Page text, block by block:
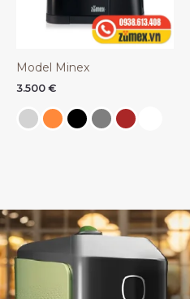
Model Minex
3.500 €